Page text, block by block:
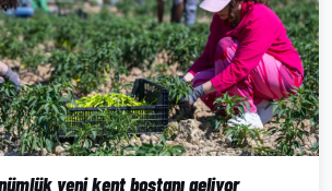
yeni kent bostanı geliyor